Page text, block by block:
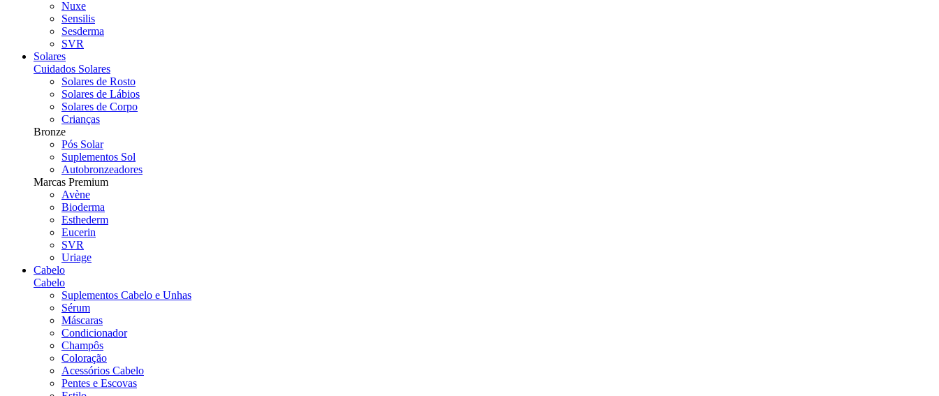
Nuxe
Sensilis
Sesderma
SVR
Solares
Cuidados Solares
Solares de Rosto
Solares de Lábios
Solares de Corpo
Crianças
Bronze
Pós Solar
Suplementos Sol
Autobronzeadores
Marcas Premium
Avène
Bioderma
Esthederm
Eucerin
SVR
Uriage
Cabelo
Cabelo
Suplementos Cabelo e Unhas
Sérum
Máscaras
Condicionador
Champôs
Coloração
Acessórios Cabelo
Pentes e Escovas